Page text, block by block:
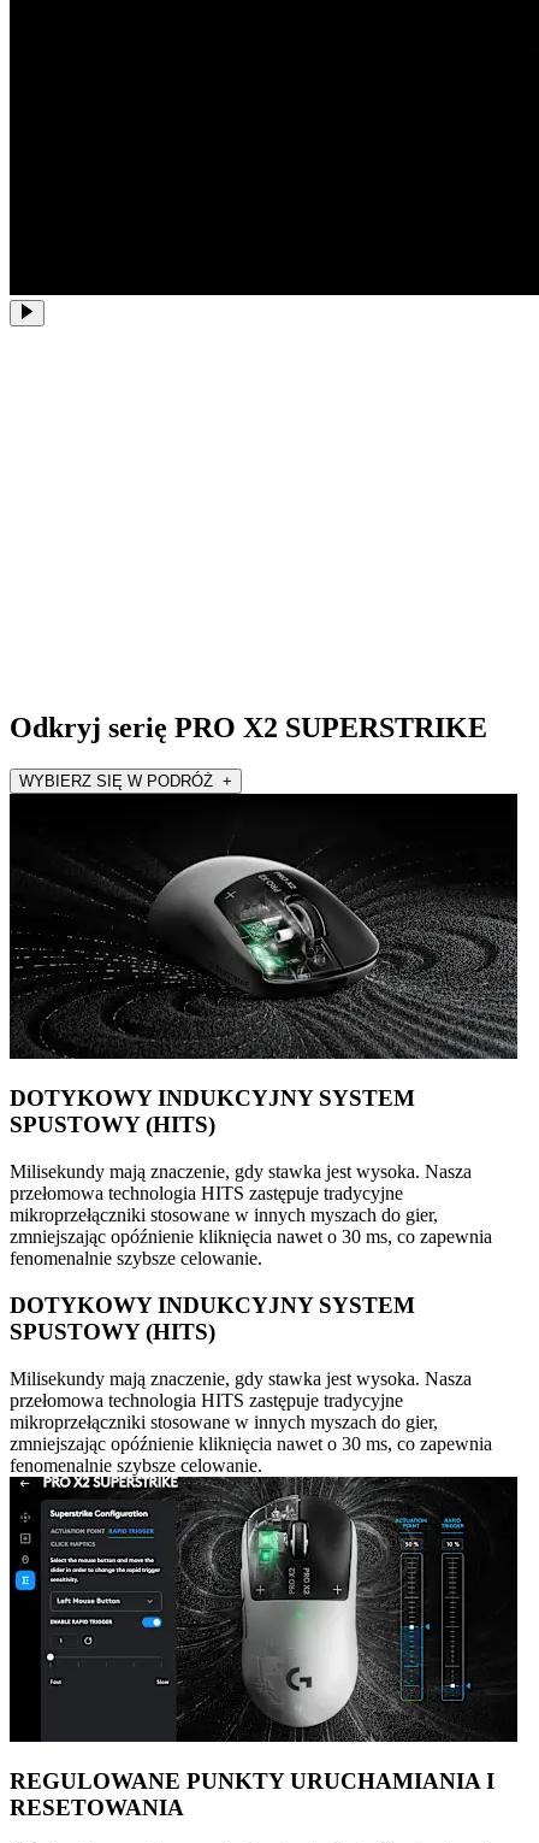
Odkryj serię PRO X2 SUPERSTRIKE
WYBIERZ SIĘ W PODRÓŻ +
DOTYKOWY INDUKCYJNY SYSTEM
SPUSTOWY (HITS)
Milisekundy mają znaczenie, gdy stawka jest wysoka. Nasza
przełomowa technologia HITS zastępuje tradycyjne
mikroprzełączniki stosowane w innych myszach do gier,
zmniejszając opóźnienie kliknięcia nawet o 30 ms, co zapewnia
fenomenalnie szybsze celowanie.
DOTYKOWY INDUKCYJNY SYSTEM
SPUSTOWY (HITS)
Milisekundy mają znaczenie, gdy stawka jest wysoka. Nasza
przełomowa technologia HITS zastępuje tradycyjne
mikroprzełączniki stosowane w innych myszach do gier,
zmniejszając opóźnienie kliknięcia nawet o 30 ms, co zapewnia
fenomenalnie szybsze celowanie.
REGULOWANE PUNKTY URUCHAMIANIA I
RESETOWANIA